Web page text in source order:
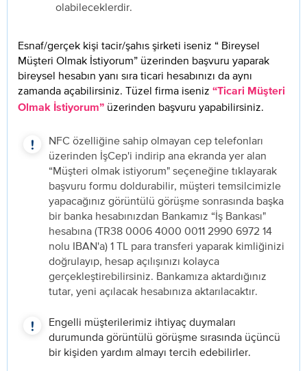
olabileceklerdir.
Esnaf/gerçek kişi tacir/şahıs şirketi iseniz “ Bireysel
Müşteri Olmak İstiyorum” üzerinden başvuru yaparak
bireysel hesabın yanı sıra ticari hesabınızı da aynı
zamanda açabilirsiniz. Tüzel firma iseniz “Ticari Müşteri
Olmak İstiyorum” üzerinden başvuru yapabilirsiniz.
NFC özelliğine sahip olmayan cep telefonları
üzerinden İşCep'i indirip ana ekranda yer alan
“Müşteri olmak istiyorum" seçeneğine tıklayarak
başvuru formu doldurabilir, müşteri temsilcimizle
yapacağınız görüntülü görüşme sonrasında başka
bir banka hesabınızdan Bankamız “İş Bankası"
hesabına (TR38 0006 4000 0011 2990 6972 14
nolu IBAN'a) 1 TL para transferi yaparak kimliğinizi
doğrulayıp, hesap açılışınızı kolayca
gerçekleştirebilirsiniz. Bankamıza aktardığınız
tutar, yeni açılacak hesabınıza aktarılacaktır.
Engelli müşterilerimiz ihtiyaç duymaları
durumunda görüntülü görüşme sırasında üçüncü
bir kişiden yardım almayı tercih edebilirler.